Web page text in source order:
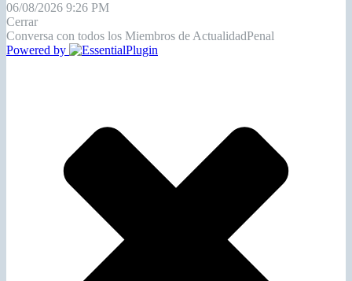
06/08/2026 9:26 PM
Cerrar
Conversa con todos los Miembros de ActualidadPenal
Powered by